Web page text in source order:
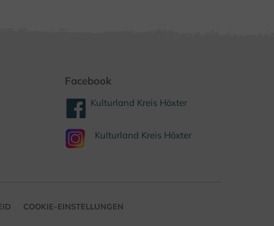
Facebook
Kulturland Kreis Höxter
Kulturland Kreis Höxter
COOKIE-EINSTELLUNGEN